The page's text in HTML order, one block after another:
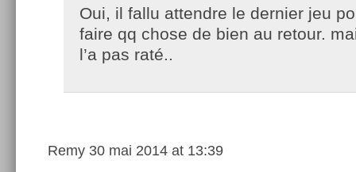
Oui, il fallu attendre le dernier jeu
faire qq chose de bien au retour.
l’a pas raté..
Remy 30 mai 2014 at 13:39